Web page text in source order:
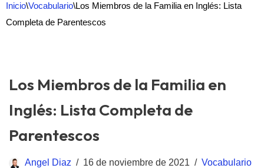
Inicio\Vocabulario\Los Miembros de la Familia en Inglés: Lista
Completa de Parentescos
Los Miembros de la Familia en
Inglés: Lista Completa de
Parentescos
Angel Diaz 16 de noviembre de 2021 Vocabulario